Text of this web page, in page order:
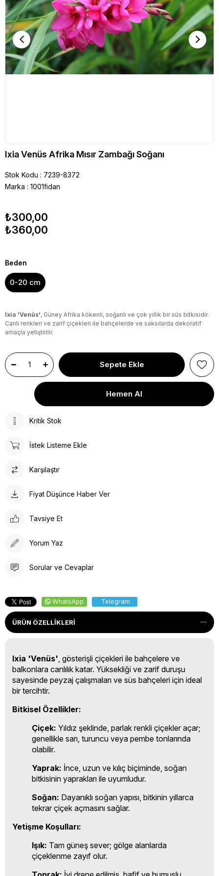
Ixia Venüs Afrika Mısır Zambağı Soğanı
Stok Kodu
7239-8372
Marka : 1001fidan
₺300,00
₺360,00
Beden
0-20 cm
Ixia 'Venüs', Güney Afrika kökenli, soğanlı ve çok yıllık bir süs bitkisidir.
Canlı renkleri ve zarif çiçekleri ile bahçelerde ve saksılarda dekoratif
amaçla yetiştirilir.
Kritik Stok
İstek Listeme Ekle
Karşılaştır
Fiyat Düşünce Haber Ver
Tavsiye Et
Yorum Yaz
Sorular ve Cevaplar
WhatsApp Telegram
ÜRÜN ÖZELLIKLERI
Ixia 'Venüs' , gösterişli çiçekleri ile bahçelere ve
balkonlara canlılık katar. Yüksekliği ve zarif duruşu
sayesinde peyzaj çalışmaları ve süs bahçeleri için ideal
bir tercihtir.
Bitkisel Özellikler:
Çiçek: Yıldız şeklinde, parlak renkli çiçekler açar;
genellikle sarı, turuncu veya pembe tonlarında
olabilir.
Yaprak: İnce, uzun ve kılıç biçiminde, soğan
bitkisinin yaprakları ile uyumludur.
Soğan: Dayanıklı soğan yapısı, bitkinin yıllarca
tekrar çiçek açmasını sağlar.
Yetişme Koşulları:
Işık: Tam güneş sever; gölge alanlarda
çiçeklenme zayıf olur.